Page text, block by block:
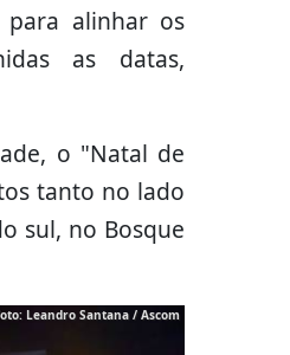
para alinhar os
as datas,
o "Natal de
tanto no lado
sul, no Bosque
Leandro Santana / Ascom